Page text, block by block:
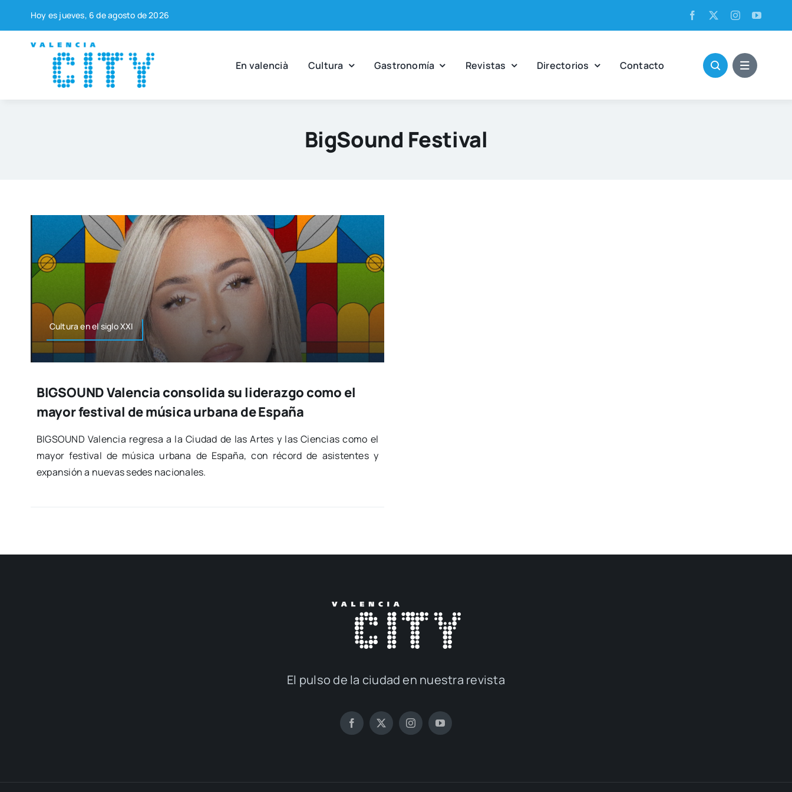
contenido
Hoy es jue­ves, 6 de agos­to de 2026
En valen­cià Cul­tu­ra Gas­tro­no­mía Revis­tas Direc­to­rios Con­tac­to
BigSound Festival
Cul­tu­ra en el siglo XXI
BIGSOUND Valencia consolida su liderazgo como el
mayor festival de música urbana de España
BIGSOUND Valen­cia regre­sa a la Ciu­dad de las Artes y las Cien­cias como el
mayor fes­ti­val de músi­ca urba­na de Espa­ña, con récord de asis­ten­tes y
expan­sión a nue­vas sedes nacio­na­les.
El pul­so de la ciu­dad en nues­tra revis­ta